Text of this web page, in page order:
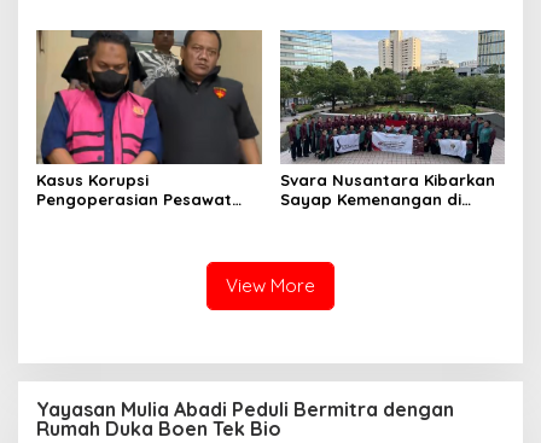
23
Sentuhan Kemanusiaan dan
Keberlanjutan
Kasus Korupsi
Pengoperasian Pesawat
Svara Nusantara Kibarkan
Sayap Kemenangan di
View More
Yayasan Mulia Abadi Peduli Bermitra dengan
Rumah Duka Boen Tek Bio